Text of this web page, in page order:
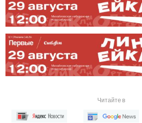
Читайте в